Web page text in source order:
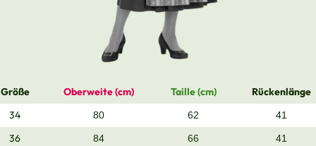
Größe Oberweite (cm) Taille (cm)
Rückenlänge
34
80 62 41
36 84 66 41